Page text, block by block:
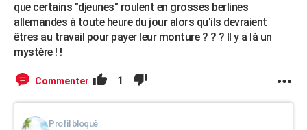
Bricolage
Lifestyle
Culture
Sport
Auto
Television
Voyage
Cinema
que certains "djeunes" roulent en grosses berlines
allemandes à toute heure du jour alors qu'ils devraient
êtres au travail pour payer leur monture ? ? ? Il y a là un
mystère ! !
Commenter 1
Profil bloqué